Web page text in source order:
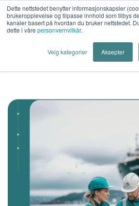
Dette nettstedet benytter informasjonskapsler
brukeropplevelse og tilpasse innhold som tilbys
kanaler basert på hvordan du bruker nettstedet.
dette i våre personvernvilkår.
Velg kategorier Aksepter